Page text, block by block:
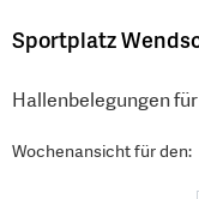
Sportplatz
Hallenbelegungen für
Wochenansicht für den: